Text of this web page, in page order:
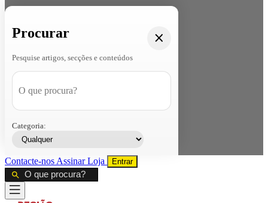
Procurar
Pesquise artigos, secções e conteúdos
Categoria:
Contacte-nos AssinarLoja Entrar